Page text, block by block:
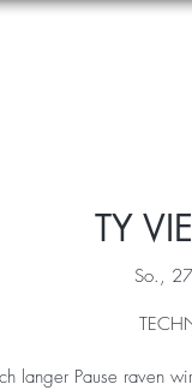
TY
So.,
langer Pause raven